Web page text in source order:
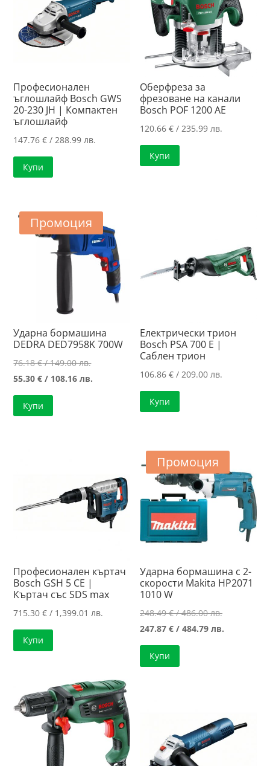
Професионален
ъглошлайф Bosch GWS
20-230 JH | Компактен
ъглошлайф
147.76€ / 288.99 лв.
Купи
Оберфреза за
фрезоване на канали
Bosch POF 1200 AE
120.66€ / 235.99 лв.
Купи
Промоция
Ударна бормашина
DEDRA DED7958K 700W
76.18€/ 149.00 лв.Original
price
55.30€ / 108.16 лв.
Купи
Електрически трион
Bosch PSA 700 E |
Саблен трион
106.86€ / 209.00 лв.
Купи
Професионален къртач
Bosch GSH 5 CE |
Къртач със SDS max
715.30€ / 1,399.01 лв.
Купи
Промоция
Ударна бормашина с 2-
скорости Makita HP2071
1010 W
248.49€/ 486.00 лв.Original
price
247.87€ / 484.79 лв.
Купи